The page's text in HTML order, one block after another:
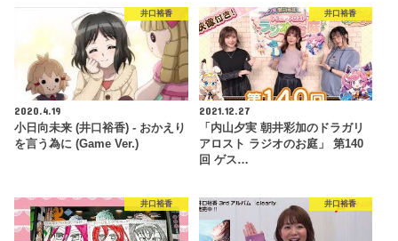
井口裕香
2020.4.19
小日向未来 (井口裕香) - おかえり
を言う為に (Game Ver.)
井口裕香
2021.12.27
「内山夕実 朝井彩加のドラガリ
アロスト ラジオのお庭」 第140
回 ゲス…
井口裕香 井口裕香